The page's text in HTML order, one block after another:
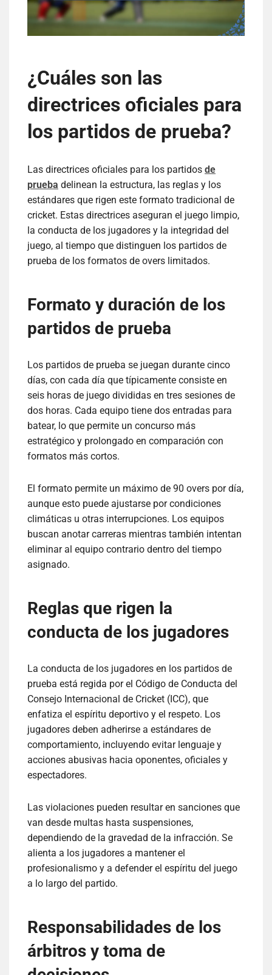
¿Cuáles son las
directrices oficiales para
los partidos de prueba?
Las directrices oficiales para los partidos de
prueba delinean la estructura, las reglas y los
estándares que rigen este formato tradicional de
cricket. Estas directrices aseguran el juego limpio,
la conducta de los jugadores y la integridad del
juego, al tiempo que distinguen los partidos de
prueba de los formatos de overs limitados.
Formato y duración de los
partidos de prueba
Los partidos de prueba se juegan durante cinco
días, con cada día que típicamente consiste en
seis horas de juego divididas en tres sesiones de
dos horas. Cada equipo tiene dos entradas para
batear, lo que permite un concurso más
estratégico y prolongado en comparación con
formatos más cortos.
El formato permite un máximo de 90 overs por día,
aunque esto puede ajustarse por condiciones
climáticas u otras interrupciones. Los equipos
buscan anotar carreras mientras también intentan
eliminar al equipo contrario dentro del tiempo
asignado.
Reglas que rigen la
conducta de los jugadores
La conducta de los jugadores en los partidos de
prueba está regida por el Código de Conducta del
Consejo Internacional de Cricket (ICC), que
enfatiza el espíritu deportivo y el respeto. Los
jugadores deben adherirse a estándares de
comportamiento, incluyendo evitar lenguaje y
acciones abusivas hacia oponentes, oficiales y
espectadores.
Las violaciones pueden resultar en sanciones que
van desde multas hasta suspensiones,
dependiendo de la gravedad de la infracción. Se
alienta a los jugadores a mantener el
profesionalismo y a defender el espíritu del juego
a lo largo del partido.
Responsabilidades de los
árbitros y toma de